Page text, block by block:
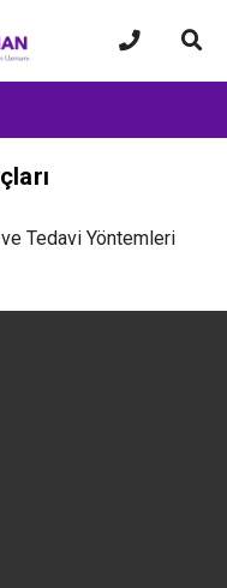
Tedavi Yöntemleri